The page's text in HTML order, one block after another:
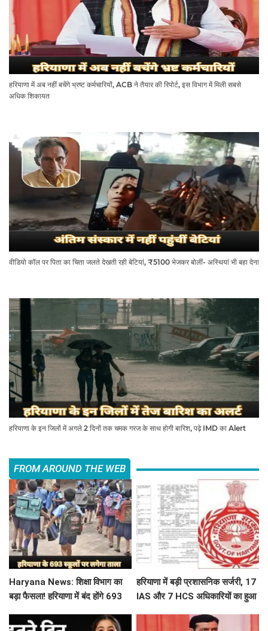
हरियाणा में अब नहीं बचेंगे भ्रष्ट कर्मचारियों, ACB ने तैयार की रिपोर्ट, इस विभाग में मिली सबसे
अधिक शिकायत
वीडियो कॉल पर पिता का चिता जलते देखती रही बेटियां, ₹5100 भेजकर बोलीं- अस्थियां भी बहा देना
हरियाणा के इन जिलों में अगले 2 दिनों तक चमक गरज के साथ होगी बारिश, पढ़े IMD का Alert
FROM AROUND THE WEB
Haryana News: शिक्षा विभाग का
बड़ा फैसला! हरियाणा में बंद होंगे 693
हरियाणा में बड़ी प्रशासनिक सर्जरी, 17
IAS और 7 HCS अधिकारियों का हुआ